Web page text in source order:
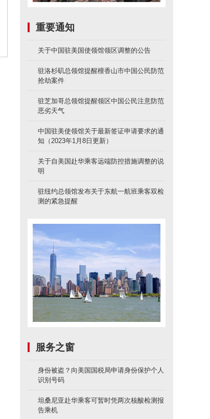
重要通知
关于中国驻美国使领馆领区调整的公告
驻洛杉矶总领馆提醒檀香山市中国公民防范
抢劫案件
驻芝加哥总领馆提醒领区中国公民注意防范
恶劣天气
中国驻美使领馆关于最新签证申请要求的通
知（2023年1月8日更新）
关于自美国赴华乘客远端防控措施调整的说
明
驻纽约总领馆发布关于东航一航班乘客双检
测的紧急提醒
服务之窗
身份被盗？向美国国税局申请身份保护个人
识别号码
坦桑尼亚赴华乘客可暂时凭两次核酸检测报
告乘机